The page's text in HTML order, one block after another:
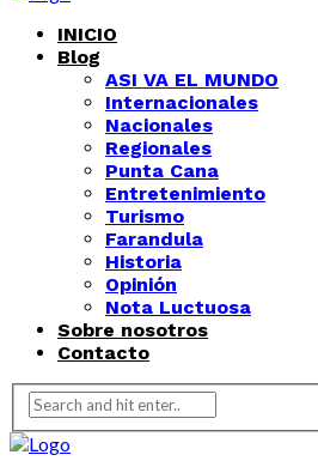
INICIO
Blog
ASI VA EL MUNDO
Internacionales
Nacionales
Regionales
Punta Cana
Entretenimiento
Turismo
Farandula
Historia
Opinión
Nota Luctuosa
Sobre nosotros
Contacto